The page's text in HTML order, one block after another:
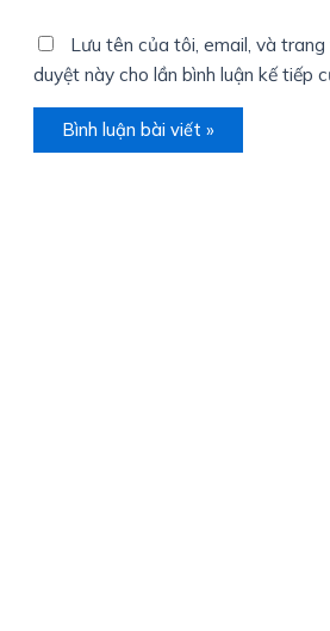
Lưu tên của tôi, email, và
duyệt này cho lần bình luận kế tiếp